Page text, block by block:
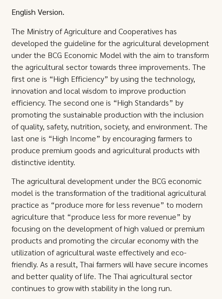
English Version.
The Ministry of Agriculture and Cooperatives has
developed the guideline for the agricultural development
under the BCG Economic Model with the aim to transform
the agricultural sector towards three improvements. The
first one is “High Efficiency” by using the technology,
innovation and local wisdom to improve production
efficiency. The second one is “High Standards” by
promoting the sustainable production with the inclusion
of quality, safety, nutrition, society, and environment. The
last one is “High Income” by encouraging farmers to
produce premium goods and agricultural products with
distinctive identity.
The agricultural development under the BCG economic
model is the transformation of the traditional agricultural
practice as “produce more for less revenue” to modern
agriculture that “produce less for more revenue” by
focusing on the development of high valued or premium
products and promoting the circular economy with the
utilization of agricultural waste effectively and eco-
friendly. As a result, Thai farmers will have secure incomes
and better quality of life. The Thai agricultural sector
continues to grow with stability in the long run.